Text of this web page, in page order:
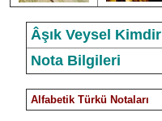
Âşık Veysel Kimdir
Nota Bilgileri
Alfabetik Türkü Notaları